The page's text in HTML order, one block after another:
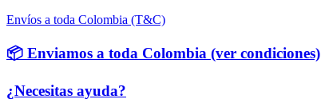
Envíos a toda Colombia (T&C)
📦 Enviamos a toda Colombia (ver condiciones)
¿Necesitas ayuda?